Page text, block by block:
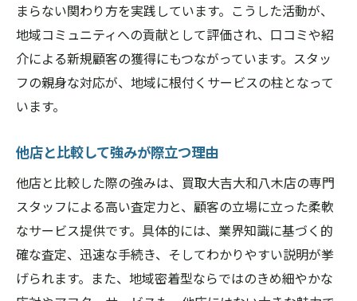
まらない関わり方を実践しています。こうした活動が、
地域コミュニティへの貢献として評価され、口コミや紹
介による新規顧客の獲得にもつながっています。スタッ
フの親身な対応が、地域に根付くサービスの柱となって
います。
他店と比較して強みが際立つ理由
他店と比較した際の強みは、買取大吉大和八木店の専門
スタッフによる高い査定力と、顧客の立場に立った柔軟
なサービス提供です。具体的には、業界知識に基づく的
確な査定、迅速な手続き、そしてわかりやすい説明が挙
げられます。また、地域密着型ならではのきめ細やかな